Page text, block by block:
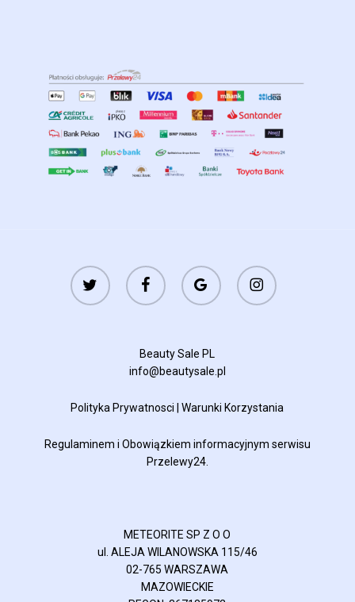
twitter facebook
google-
plus
instagram
Beauty Sale PL
info@beautysale.pl
Polityka Prywatnosci |Warunki Korzystania
Regulaminem i Obowiązkiem informacyjnym serwisu
Przelewy24.
METEORITE SP Z O O
ul. ALEJA WILANOWSKA 115/46
02-765 WARSZAWA
MAZOWIECKIE